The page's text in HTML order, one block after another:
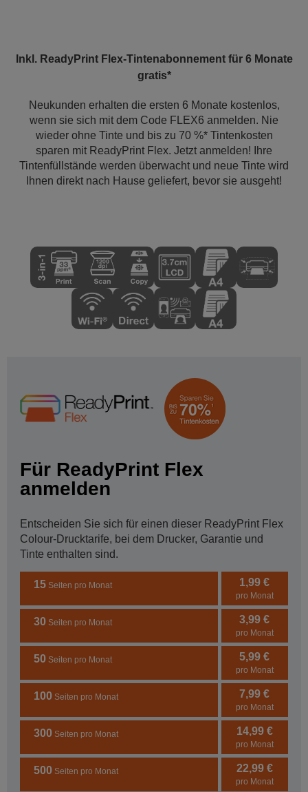
Inkl. ReadyPrint Flex-Tintenabonnement für 6 Monate
gratis*
Neukunden erhalten die ersten 6 Monate kostenlos,
wenn sie sich mit dem Code FLEX6 anmelden. Nie
wieder ohne Tinte und bis zu 70 %* Tintenkosten
sparen mit ReadyPrint Flex. Jetzt anmelden! Ihre
Tintenfüllstände werden überwacht und neue Tinte wird
Ihnen direkt nach Hause geliefert, bevor sie ausgeht!
Für ReadyPrint Flex
anmelden
Entscheiden Sie sich für einen dieser ReadyPrint Flex
Colour-Drucktarife, bei dem Drucker, Garantie und
Tinte enthalten sind.
15 Seiten pro Monat 1,99 €
pro Monat
30 Seiten pro Monat 3,99 €
pro Monat
50 Seiten pro Monat 5,99 €
pro Monat
100 Seiten pro Monat 7,99 €
pro Monat
300 Seiten pro Monat 14,99 €
pro Monat
500 Seiten pro Monat 22,99 €
pro Monat